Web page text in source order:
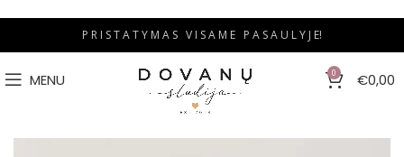
P R I S T A T Y M A S V I S A M E P A S A U L Y J E!
MENU 0 €0,00